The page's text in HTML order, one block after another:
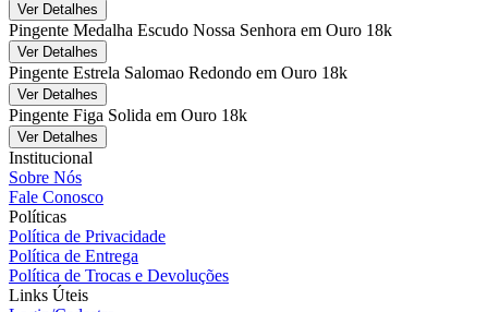
Ver Detalhes
Pingente Medalha Escudo Nossa Senhora em Ouro 18k
Ver Detalhes
Pingente Estrela Salomao Redondo em Ouro 18k
Ver Detalhes
Pingente Figa Solida em Ouro 18k
Ver Detalhes
Institucional
Sobre Nós
Fale Conosco
Políticas
Política de Privacidade
Política de Entrega
Política de Trocas e Devoluções
Links Úteis